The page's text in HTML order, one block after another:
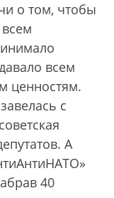
о том, чтобы
всем
ценностям.
с
А
40